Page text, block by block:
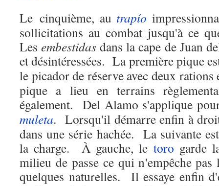
Le cinquième, au trapío
sollicitations au combat jusqu'à ce
Lesembestidas dans la cape de Juan
et désintéressées. La première pique
le picador de réserve avec deux
pique a lieu en terrains
également.
Del Alamo s'applique
muleta. Lorsqu'il démarre enfin à
dans une série hachée. La suivante
la charge.
À gauche, le toro garde
milieu de passe ce qui n'empêche
quelques naturelles.
Il essaye enfin